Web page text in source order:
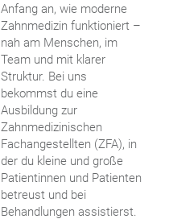
Anfang an, wie moderne
Zahnmedizin funktioniert –
nah am Menschen, im
Team und mit klarer
Struktur. Bei uns
bekommst du eine
Ausbildung zur
Zahnmedizinischen
Fachangestellten (ZFA), in
der du kleine und große
Patientinnen und Patienten
betreust und bei
Behandlungen assistierst.